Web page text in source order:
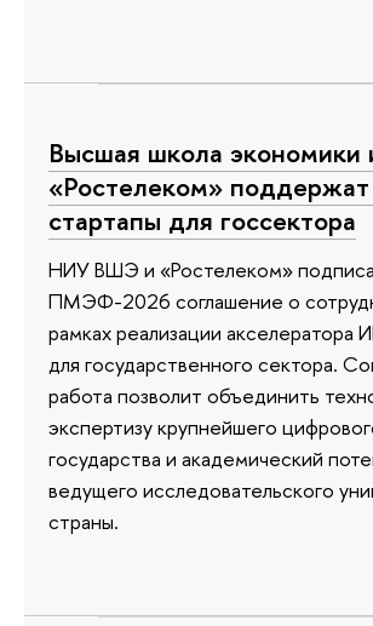
Высшая школа экономики
«Ростелеком»
стартапы для госсектора
НИУ ВШЭ и «Ростелеком»
ПМЭФ-2026 соглашение о
рамках реализации акселератора
для государственного сектора.
работа позволит объединить
экспертизу крупнейшего
государства и академический
ведущего исследовательского
страны.